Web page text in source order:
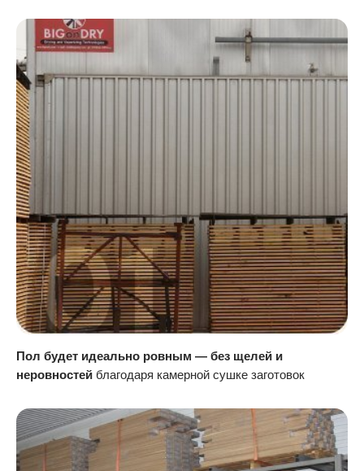
Пол будет идеально ровным — без щелей и
неровностей благодаря камерной сушке заготовок